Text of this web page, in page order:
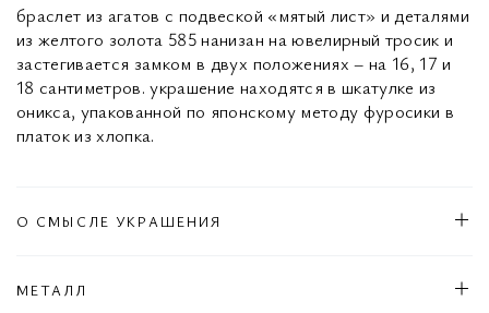
браслет из агатов с подвеской «мятый лист» и деталями
из желтого золота 585 нанизан на ювелирный тросик и
застегивается замком в двух положениях – на 16, 17 и
18 сантиметров. украшение находятся в шкатулке из
оникса, упакованной по японскому методу фуросики в
платок из хлопка.
О СМЫСЛЕ УКРАШЕНИЯ
МЕТАЛЛ